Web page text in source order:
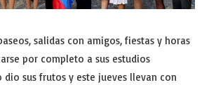
salidas con amigos, fiestas y horas
por completo a sus estudios
dio sus frutos y este jueves llevan con